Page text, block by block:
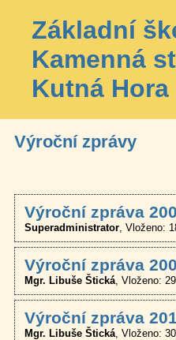
Základní
Kamenná
Kutná Hora
Výroční zprávy
Výroční zpráva
Superadministrator Vloženo:
Výroční zpráva
Mgr. Libuše Štická Vloženo:
Výroční zpráva
Mgr. Libuše Štická Vloženo: